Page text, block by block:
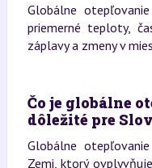
Globálne
priemerné teploty,
záplavy a zmeny v
Čo je globálne
dôležité pre
Globálne
Zemi, ktorý